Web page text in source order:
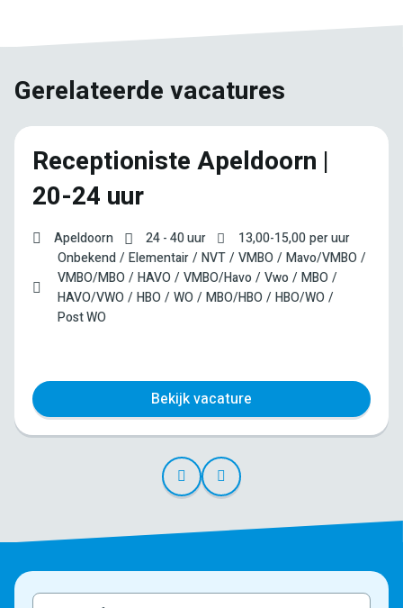
Gerelateerde vacatures
Receptioniste Apeldoorn |
20-24 uur
Apeldoorn 24 - 40 uur 13,00-15,00per uur
Onbekend
Elementair NVT VMBO
Mavo/VMBO
VMBO/MBO
HAVO VMBO/Havo Vwo
MBO
HAVO/VWO
HBO WO MBO/HBO
HBO/WO
Post WO
Bekijk vacature